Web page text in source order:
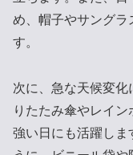
め、帽子やサングラ
す。
次に、急な天候変
りたたみ傘やレイ
強い日にも活躍しま